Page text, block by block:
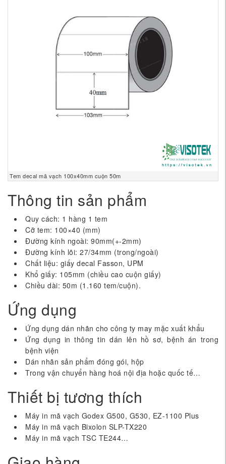
Tem decal mã vạch 100x40mm cuộn 50m
Thông tin sản phẩm
Quy cách: 1 hàng 1 tem
Cỡ tem: 100×40 (mm)
Đường kính ngoài: 90mm(+-2mm)
Đường kính lõi: 27/34mm (trong/ngoài)
Chất liệu: giấy decal Fasson, UPM
Khổ giấy: 105mm (chiều cao cuộn giấy)
Chiều dài: 50m (1.160 tem/cuộn).
Ứng dụng
Ứng dụng dán nhãn cho công ty may mặc xuất khẩu
Ứng dụng in thông tin dán lên hồ sơ, bệnh án trong
bệnh viện
Dán nhãn sản phẩm đóng gói, hộp
Trong vận chuyển hàng hoá nội địa hoặc quốc tế…
Thiết bị tương thích
Máy in mã vạch Godex G500, G530, EZ-1100 Plus
Máy in mã vạch Bixolon SLP-TX220
Máy in mã vạch TSC TE244…